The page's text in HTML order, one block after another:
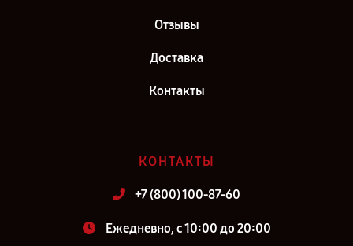
Отзывы
Доставка
Контакты
КОНТАКТЫ
+7 (800) 100-87-60
Ежедневно, с 10:00 до 20:00